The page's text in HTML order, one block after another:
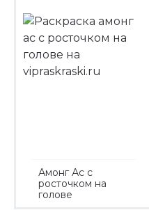
Амонг Ас с
росточком на
голове